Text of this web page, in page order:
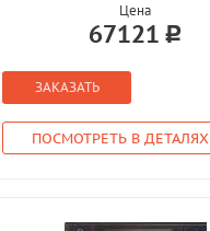
Цена
67121
ЗАКАЗАТЬ
ПОСМОТРЕТЬ В ДЕТАЛЯХ